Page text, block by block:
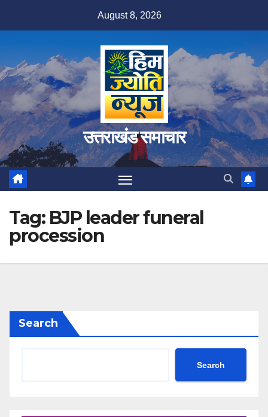
August 8, 2026
उत्तराखंड समाचार
Tag: BJP leader funeral
procession
Search
Search